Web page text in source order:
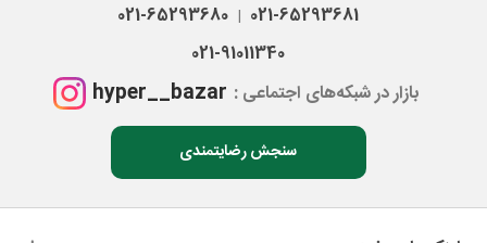
021-65293681
|
021-65293680
021-91011340
بازار در شبکه‌های اجتماعی : hyper__bazar
سنجش رضایتمندی